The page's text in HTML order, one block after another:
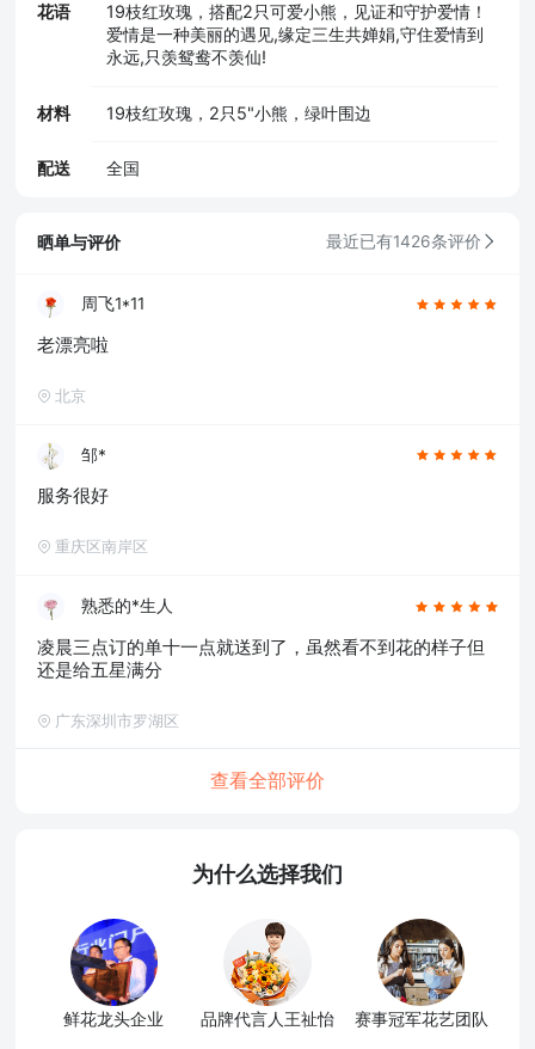
花语
19枝红玫瑰，搭配2只可爱小熊，见证和守护爱情！
爱情是一种美丽的遇见,缘定三生共婵娟,守住爱情到
永远,只羡鸳鸯不羡仙!
材料 19枝红玫瑰，2只5"小熊，绿叶围边
配送 全国
晒单与评价 最近已有1426条评价
周飞1*11
老漂亮啦
北京
邹*
服务很好
重庆区南岸区
熟悉的*生人
凌晨三点订的单十一点就送到了，虽然看不到花的样子但
还是给五星满分
广东深圳市罗湖区
查看全部评价
为什么选择我们
鲜花龙头企业 品牌代言人王祉怡 赛事冠军花艺团队